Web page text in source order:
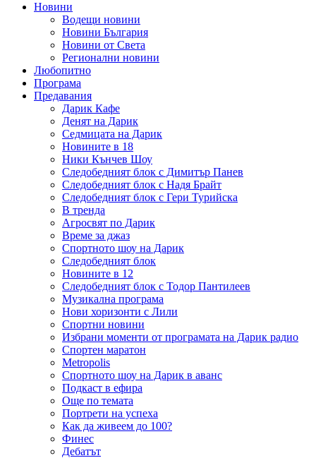
Новини
Водещи новини
Новини България
Новини от Света
Регионални новини
Любопитно
Програма
Предавания
Дарик Кафе
Денят на Дарик
Седмицата на Дарик
Новините в 18
Ники Кънчев Шоу
Следобедният блок с Димитър Панев
Следобедният блок с Надя Брайт
Следобедният блок с Гери Турийска
В тренда
Агросвят по Дарик
Време за джаз
Спортното шоу на Дарик
Следобедният блок
Новините в 12
Следобедният блок с Тодор Пантилеев
Музикална програма
Нови хоризонти с Лили
Спортни новини
Избрани моменти от програмата на Дарик радио
Спортен маратон
Metropolis
Спортното шоу на Дарик в аванс
Подкаст в ефира
Още по темата
Портрети на успеха
Как да живеем до 100?
Финес
Дебатът